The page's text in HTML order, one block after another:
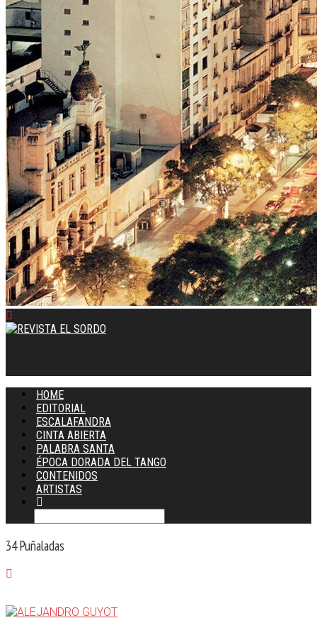
HOME
EDITORIAL
ESCALAFANDRA
CINTA ABIERTA
PALABRA SANTA
ÉPOCA DORADA DEL TANGO
CONTENIDOS
ARTISTAS
34 Puñaladas